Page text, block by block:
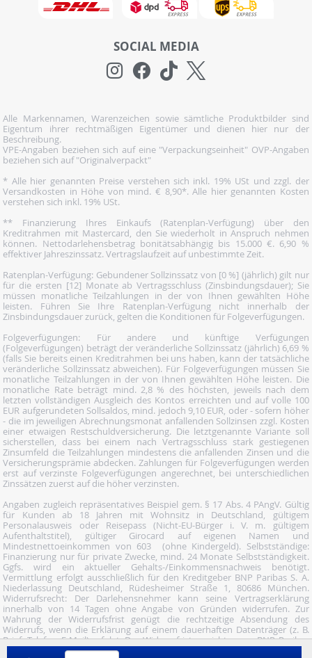
SOCIAL MEDIA
Alle Markennamen, Warenzeichen sowie sämtliche Produktbilder sind
Eigentum ihrer rechtmäßigen Eigentümer und dienen hier nur der
Beschreibung.
VPE-Angaben beziehen sich auf eine "Verpackungseinheit" OVP-Angaben
beziehen sich auf "Originalverpackt"
* Alle hier genannten Preise verstehen sich inkl. 19% USt und zzgl. der
Versandkosten in Höhe von mind. € 8,90*. Alle hier genannten Kosten
verstehen sich inkl. 19% USt.
** Finanzierung Ihres Einkaufs (Ratenplan-Verfügung) über den
Kreditrahmen mit Mastercard, den Sie wiederholt in Anspruch nehmen
können. Nettodarlehensbetrag bonitätsabhängig bis 15.000 €. 6,90 %
effektiver Jahreszinssatz. Vertragslaufzeit auf unbestimmte Zeit.
Ratenplan-Verfügung: Gebundener Sollzinssatz von [0 %] (jährlich) gilt nur
für die ersten [12] Monate ab Vertragsschluss (Zinsbindungsdauer); Sie
müssen monatliche Teilzahlungen in der von Ihnen gewählten Höhe
leisten. Führen Sie Ihre Ratenplan-Verfügung nicht innerhalb der
Zinsbindungsdauer zurück, gelten die Konditionen für Folgeverfügungen.
Folgeverfügungen: Für andere und künftige Verfügungen
(Folgeverfügungen) beträgt der veränderliche Sollzinssatz (jährlich) 6,69 %
(falls Sie bereits einen Kreditrahmen bei uns haben, kann der tatsächliche
veränderliche Sollzinssatz abweichen). Für Folgeverfügungen müssen Sie
monatliche Teilzahlungen in der von Ihnen gewählten Höhe leisten. Die
monatliche Rate beträgt mind. 2,8 % des höchsten, jeweils nach dem
letzten vollständigen Ausgleich des Kontos erreichten und auf volle 100
EUR aufgerundeten Sollsaldos, mind. jedoch 9,10 EUR, oder - sofern höher
- die im jeweiligen Abrechnungsmonat anfallenden Sollzinsen zzgl. Kosten
einer etwaigen Restschuldversicherung. Die letztgenannte Variante soll
sicherstellen, dass bei einem nach Vertragsschluss stark gestiegenen
Zinsumfeld die Teilzahlungen mindestens die anfallenden Zinsen und die
Versicherungsprämie abdecken. Zahlungen für Folgeverfügungen werden
erst auf verzinste Folgeverfügungen angerechnet, bei unterschiedlichen
Zinssätzen zuerst auf die höher verzinsten.
Angaben zugleich repräsentatives Beispiel gem. § 17 Abs. 4 PAngV. Gültig
für Kunden ab 18 Jahren mit Wohnsitz in Deutschland, gültigem
Personalausweis oder Reisepass (Nicht-EU-Bürger i. V. m. gültigem
Aufenthaltstitel), gültiger Girocard auf eigenen Namen und
Mindestnettoeinkommen von 603  (ohne Kindergeld). Selbstständige:
Finanzierung nur für private Zwecke, mind. 24 Monate Selbstständigkeit.
Ggfs. wird ein aktueller Gehalts-/Einkommensnachweis benötigt.
Vermittlung erfolgt ausschließlich für den Kreditgeber BNP Paribas S. A.
Niederlassung Deutschland, Rüdesheimer Straße 1, 80686 München.
Widerrufsrecht: Der Darlehensnehmer kann seine Vertragserklärung
innerhalb von 14 Tagen ohne Angabe von Gründen widerrufen. Zur
Wahrung der Widerrufsfrist genügt die rechtzeitige Absendung des
Widerrufs, wenn die Erklärung auf einem dauerhaften Datenträger (z. B.
Brief, Telefax, E-Mail) erfolgt. Der Widerruf ist zu richten an: BNP Paribas
S.A. Niederlassung Deutschland, Wuhanstraße 5, 47051 Duisburg (Fax: 02